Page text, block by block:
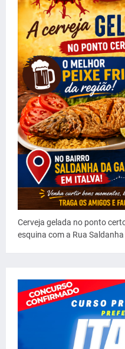
Cerveja gelada no ponto
esquina com a Rua